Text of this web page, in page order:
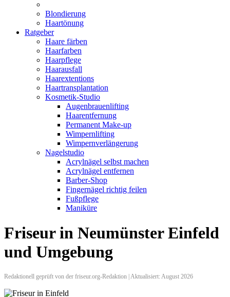
Blondierung
Haartönung
Ratgeber
Haare färben
Haarfarben
Haarpflege
Haarausfall
Haarextentions
Haartransplantation
Kosmetik-Studio
Augenbrauenlifting
Haarentfernung
Permanent Make-up
Wimpernlifting
Wimpernverlängerung
Nagelstudio
Acrylnägel selbst machen
Acrylnägel entfernen
Barber-Shop
Fingernägel richtig feilen
Fußpflege
Maniküre
Friseur in Neumünster Einfeld
und Umgebung
Redaktionell geprüft von der friseur.org-Redaktion | Aktualisiert: August 2026